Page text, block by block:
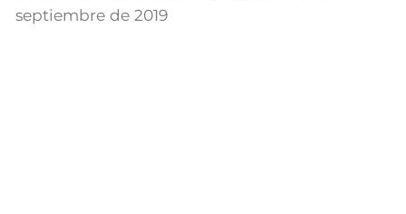
septiembre de 2019